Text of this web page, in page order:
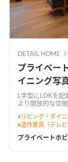
DETAIL HOME（
プライベー
イニング写
L字型にLDKを配
より開放的な空
線とした。 LDKからは中庭が望め、植栽が四季の移ろいを感じ
させてくれる。 2階にご夫婦で使えるホビールームを設置し、コ
ロナ禍でのお家
用途がある。 トーンを落とした飽きのこないインテリアと造作
#リビング・ダイ
#造作家具（テレビ
プライベートホ